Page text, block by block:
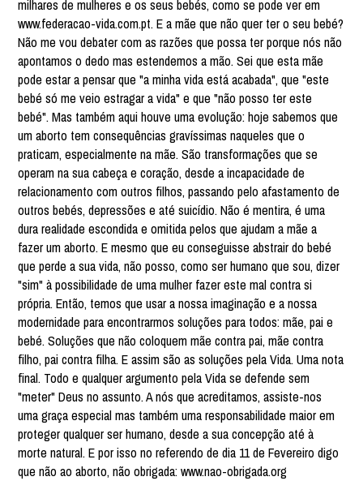
milhares de mulheres e os seus bebés, como se pode ver em
www.federacao-vida.com.pt. E a mãe que não quer ter o seu bebé?
Não me vou debater com as razões que possa ter porque nós não
apontamos o dedo mas estendemos a mão. Sei que esta mãe
pode estar a pensar que "a minha vida está acabada", que "este
bebé só me veio estragar a vida" e que "não posso ter este
bebé". Mas também aqui houve uma evolução: hoje sabemos que
um aborto tem consequências gravíssimas naqueles que o
praticam, especialmente na mãe. São transformações que se
operam na sua cabeça e coração, desde a incapacidade de
relacionamento com outros filhos, passando pelo afastamento de
outros bebés, depressões e até suicídio. Não é mentira, é uma
dura realidade escondida e omitida pelos que ajudam a mãe a
fazer um aborto. E mesmo que eu conseguisse abstrair do bebé
que perde a sua vida, não posso, como ser humano que sou, dizer
"sim" à possibilidade de uma mulher fazer este mal contra si
própria. Então, temos que usar a nossa imaginação e a nossa
modernidade para encontrarmos soluções para todos: mãe, pai e
bebé. Soluções que não coloquem mãe contra pai, mãe contra
filho, pai contra filha. E assim são as soluções pela Vida. Uma nota
final. Todo e qualquer argumento pela Vida se defende sem
"meter" Deus no assunto. A nós que acreditamos, assiste-nos
uma graça especial mas também uma responsabilidade maior em
proteger qualquer ser humano, desde a sua concepção até à
morte natural. E por isso no referendo de dia 11 de Fevereiro digo
que não ao aborto, não obrigada: www.nao-obrigada.org